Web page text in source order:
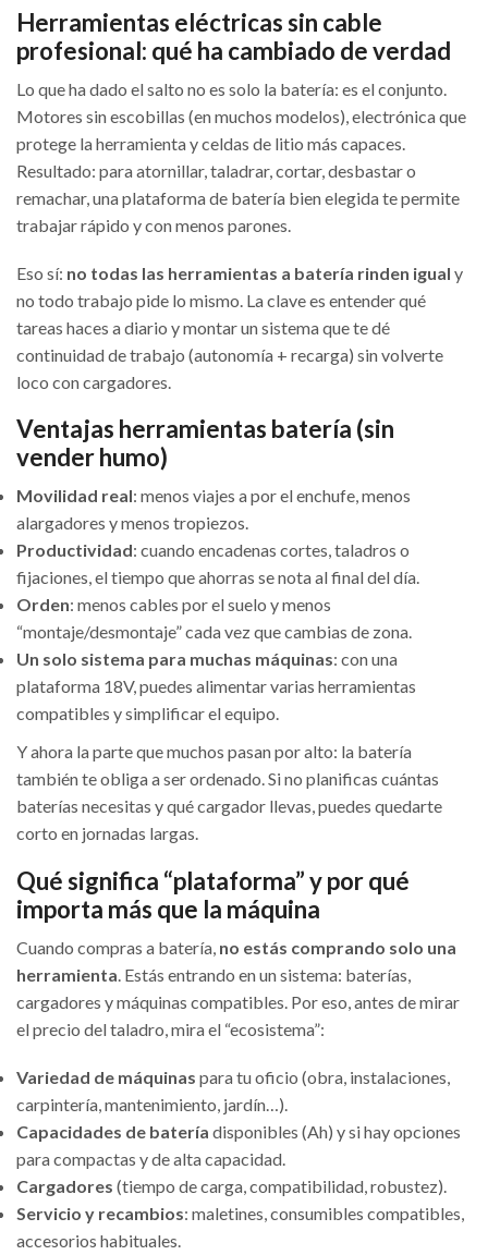
Herramientas eléctricas sin cable
profesional: qué ha cambiado de verdad
Lo que ha dado el salto no es solo la batería: es el conjunto.
Motores sin escobillas (en muchos modelos), electrónica que
protege la herramienta y celdas de litio más capaces.
Resultado: para atornillar, taladrar, cortar, desbastar o
remachar, una plataforma de batería bien elegida te permite
trabajar rápido y con menos parones.
Eso sí: no todas las herramientas a batería rinden igual y
no todo trabajo pide lo mismo. La clave es entender qué
tareas haces a diario y montar un sistema que te dé
continuidad de trabajo (autonomía + recarga) sin volverte
loco con cargadores.
Ventajas herramientas batería (sin
vender humo)
Movilidad real: menos viajes a por el enchufe, menos
alargadores y menos tropiezos.
Productividad: cuando encadenas cortes, taladros o
fijaciones, el tiempo que ahorras se nota al final del día.
Orden: menos cables por el suelo y menos
“montaje/desmontaje” cada vez que cambias de zona.
Un solo sistema para muchas máquinas: con una
plataforma 18V, puedes alimentar varias herramientas
compatibles y simplificar el equipo.
Y ahora la parte que muchos pasan por alto: la batería
también te obliga a ser ordenado. Si no planificas cuántas
baterías necesitas y qué cargador llevas, puedes quedarte
corto en jornadas largas.
Qué significa “plataforma” y por qué
importa más que la máquina
Cuando compras a batería, no estás comprando solo una
herramienta. Estás entrando en un sistema: baterías,
cargadores y máquinas compatibles. Por eso, antes de mirar
el precio del taladro, mira el “ecosistema”:
Variedad de máquinas para tu oficio (obra, instalaciones,
carpintería, mantenimiento, jardín…).
Capacidades de batería disponibles (Ah) y si hay opciones
para compactas y de alta capacidad.
Cargadores (tiempo de carga, compatibilidad, robustez).
Servicio y recambios: maletines, consumibles compatibles,
accesorios habituales.